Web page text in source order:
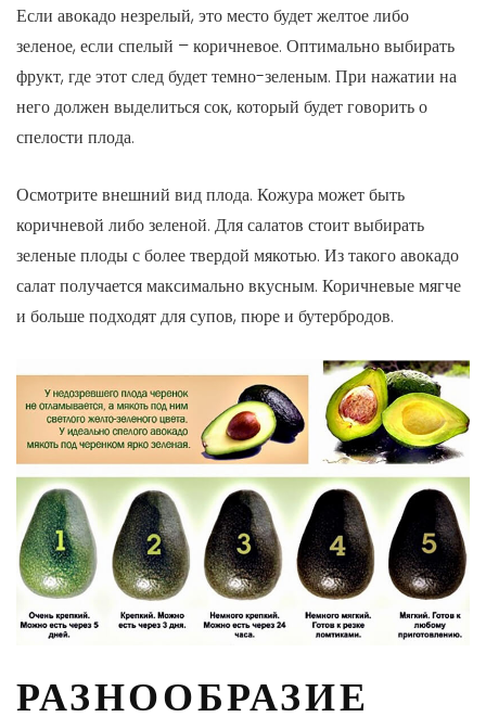
Если авокадо незрелый, это место будет желтое либо
зеленое, если спелый – коричневое. Оптимально выбирать
фрукт, где этот след будет темно-зеленым. При нажатии на
него должен выделиться сок, который будет говорить о
спелости плода.
Осмотрите внешний вид плода. Кожура может быть
коричневой либо зеленой. Для салатов стоит выбирать
зеленые плоды с более твердой мякотью. Из такого авокадо
салат получается максимально вкусным. Коричневые мягче
и больше подходят для супов, пюре и бутербродов.
РАЗНООБРАЗИЕ